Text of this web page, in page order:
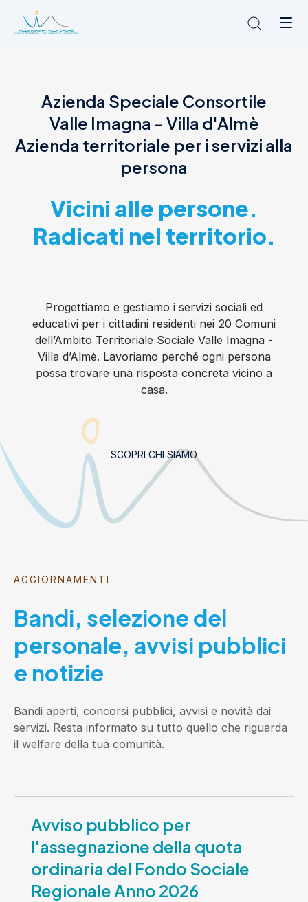
L'Ambito
Cosa facciamo
News
Amministrazione trasparente
Azienda Speciale Consortile
Valle Imagna - Villa d'Almè
Azienda territoriale per i servizi alla
persona
Vicini alle persone.
Radicati nel territorio.
Progettiamo e gestiamo i servizi sociali ed
educativi per i cittadini residenti nei 20 Comuni
dell’Ambito Territoriale Sociale Valle Imagna -
Villa d’Almè. Lavoriamo perché ogni persona
possa trovare una risposta concreta vicino a
casa.
SCOPRI CHI SIAMO
AGGIORNAMENTI
Bandi, selezione del
personale, avvisi pubblici
e notizie
Bandi aperti, concorsi pubblici, avvisi e novità dai
servizi. Resta informato su tutto quello che riguarda
il welfare della tua comunità.
Avviso pubblico per
l'assegnazione della quota
ordinaria del Fondo Sociale
Regionale Anno 2026